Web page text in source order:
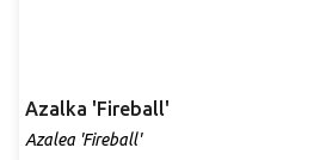
Azalka 'Fireball'
Azalea 'Fireball'